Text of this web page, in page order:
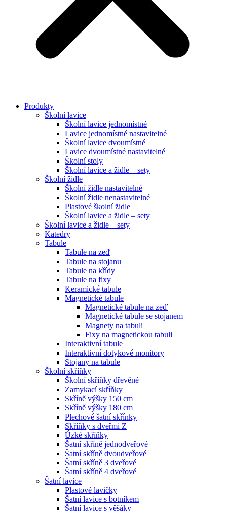
Produkty
Školní lavice
Školní lavice jednomístné
Lavice jednomístné nastavitelné
Školní lavice dvoumístné
Lavice dvoumístné nastavitelné
Školní stoly
Školní lavice a židle – sety
Školní židle
Školní židle nastavitelné
Školní židle nenastavitelné
Plastové školní židle
Školní lavice a židle – sety
Školní lavice a židle – sety
Katedry
Tabule
Tabule na zeď
Tabule na stojanu
Tabule na křídy
Tabule na fixy
Keramické tabule
Magnetické tabule
Magnetické tabule na zeď
Magnetické tabule se stojanem
Magnety na tabuli
Fixy na magnetickou tabuli
Interaktivní tabule
Interaktivní dotykové monitory
Stojany na tabule
Školní skříňky
Školní skříňky dřevěné
Zamykací skříňky
Skříně výšky 150 cm
Skříně výšky 180 cm
Plechové šatní skřínky
Skříňky s dveřmi Z
Úzké skříňky
Šatní skříně jednodveřové
Šatní skříně dvoudveřové
Šatní skříně 3 dveřové
Šatní skříně 4 dveřové
Šatní lavice
Plastové lavičky
Šatní lavice s botníkem
Šatní lavice s věšáky